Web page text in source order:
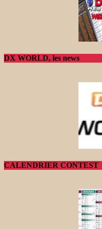
DX WORLD, les news
CALENDRIER CONTEST